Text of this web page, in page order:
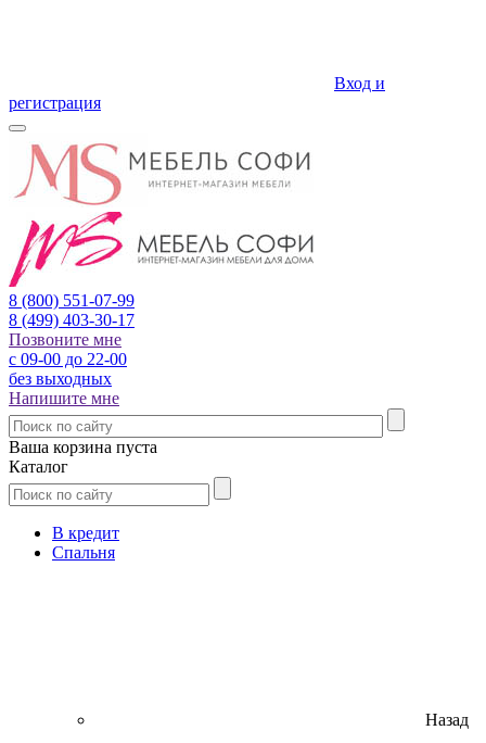
Вход и
регистрация
8 (800) 551-07-99
8 (499) 403-30-17
Позвоните мне
с 09-00 до 22-00
без выходных
Напишите мне
Ваша корзина пуста
Каталог
В кредит
Спальня
Назад